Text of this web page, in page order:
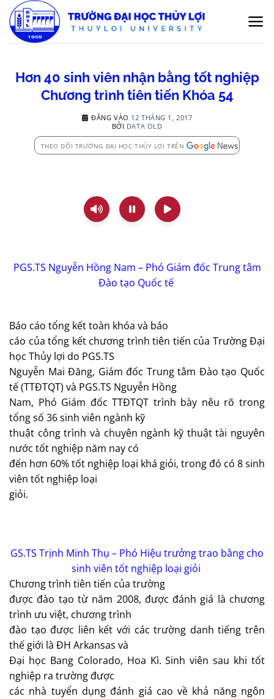
qua
nội
Hơn 40 sinh viên nhận bằng tốt nghiệp
Chương trình tiên tiến Khóa 54
ĐĂNG VÀO 12 THÁNG 1, 2017
BỞI DATA OLD
THEO DÕI TRƯỜNG ĐẠI HỌC THỦY LỢI TRÊN
PGS.TS Nguyễn Hồng Nam – Phó Giám đốc Trung tâm
Đào tạo Quốc tế
Báo cáo tổng kết toàn khóa và báo
cáo của tổng kết chương trình tiên tiến của Trường Đại
học Thủy lợi do PGS.TS
Nguyễn Mai Đăng, Giám đốc Trung tâm Đào tạo Quốc
tế (TTĐTQT) và PGS.TS Nguyễn Hồng
Nam, Phó Giám đốc TTĐTQT trình bày nêu rõ trong
tổng số 36 sinh viên ngành kỹ
thuật công trình và chuyên ngành kỹ thuật tài nguyên
nước tốt nghiệp năm nay có
đến hơn 60% tốt nghiệp loại khá giỏi, trong đó có 8 sinh
viên tốt nghiệp loại
giỏi.
GS.TS Trịnh Minh Thụ – Phó Hiệu trưởng trao bằng cho
sinh viên tốt nghiệp loại giỏi
Chương trình tiên tiến của trường
được đào tạo từ năm 2008, được đánh giá là chương
trình ưu việt, chương trình
đào tạo được liên kết với các trường danh tiếng trên
thế giới là ĐH Arkansas và
Đại học Bang Colorado, Hoa Kì. Sinh viên sau khi tốt
nghiệp ra trường được
các nhà tuyển dụng đánh giá cao về khả năng ngôn